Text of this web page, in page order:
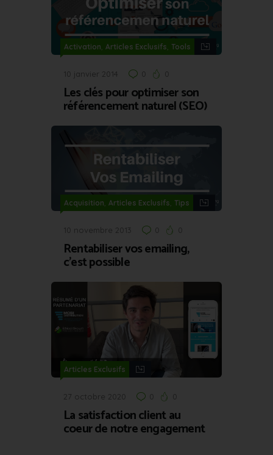
Activation, Articles Exclusifs, Tools
10 janvier 2014 0 0
Les clés pour optimiser son
référencement naturel (SEO)
Acquisition, Articles Exclusifs, Tips
10 novembre 2013 0 0
Rentabiliser vos emailing,
c’est possible
Articles Exclusifs
27 octobre 2020 0 0
La satisfaction client au
coeur de notre engagement